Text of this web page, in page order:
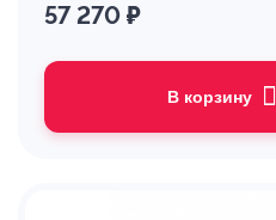
57 270 ₽
В корзину